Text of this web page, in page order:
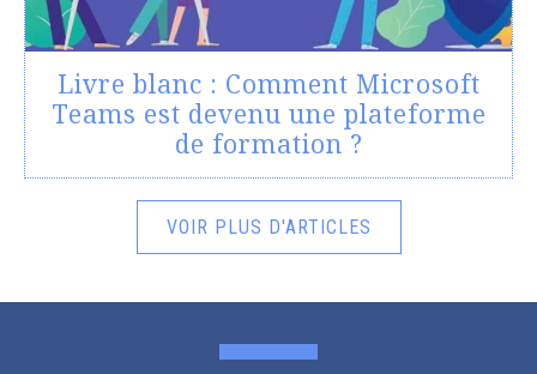
Livre blanc : Comment Microsoft
Teams est devenu une plateforme
de formation ?
VOIR PLUS D'ARTICLES